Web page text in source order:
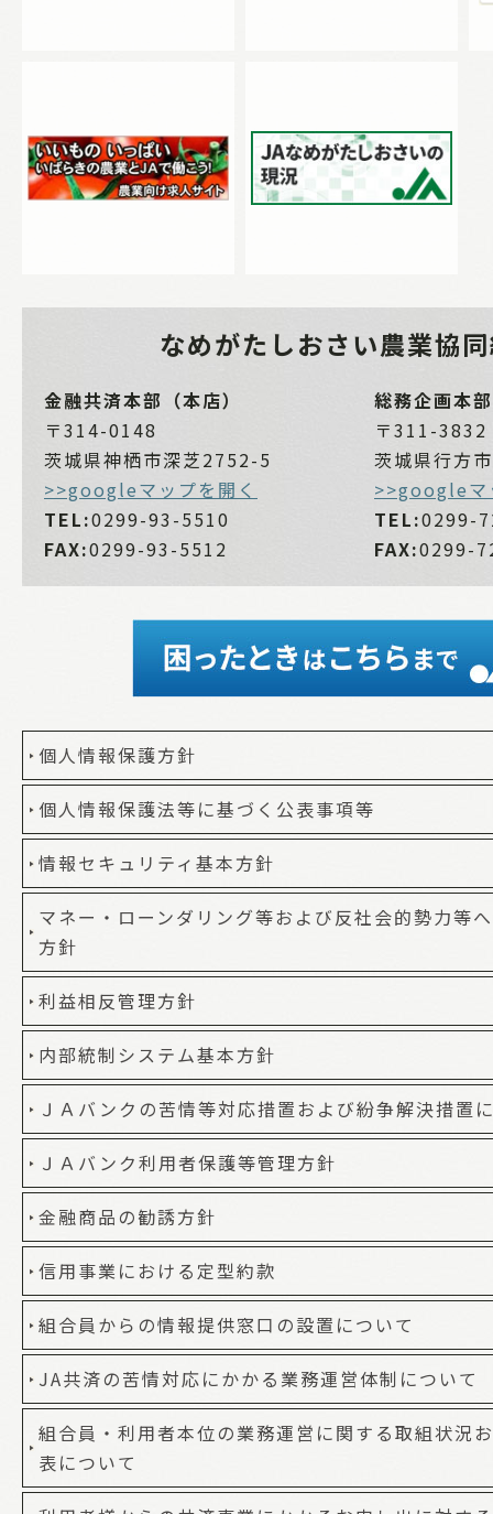
なめがたしおさい農業協
金融共済本部（本店）
〒314-0148
茨城県神栖市深芝2752-5
>>googleマップを開く
TEL:0299-93-5510
FAX:0299-93-5512
総務企画本
〒311-3832
茨城県行方
>>googleマ
TEL:0299-
FAX:0299-
個人情報保護方針
個人情報保護法等に基づく公表事項等
情報セキュリティ基本方針
マネー・ローンダリング等および反社会的勢力等
方針
利益相反管理方針
内部統制システム基本方針
ＪＡバンクの苦情等対応措置および紛争解決措置
ＪＡバンク利用者保護等管理方針
金融商品の勧誘方針
信用事業における定型約款
組合員からの情報提供窓口の設置について
JA共済の苦情対応にかかる業務運営体制について
組合員・利用者本位の業務運営に関する取組状況
表について